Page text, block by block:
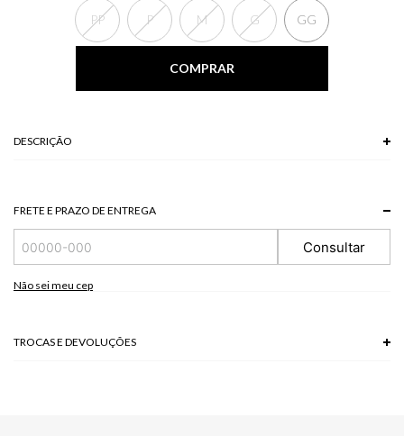
PP P M G GG
COMPRAR
DESCRIÇÃO
78% POLIESTER + 22% POLIAMIDA
FRETE E PRAZO DE ENTREGA
Consultar
Não sei meu cep
TROCAS E DEVOLUÇÕES